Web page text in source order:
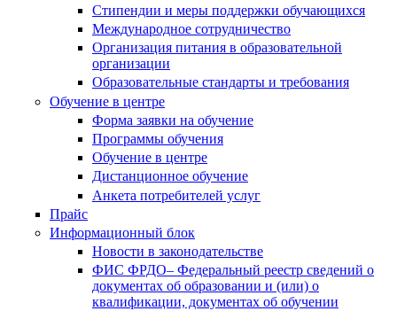
Стипендии и меры поддержки обучающихся
Международное сотрудничество
Организация питания в образовательной
организации
Образовательные стандарты и требования
Обучение в центре
Форма заявки на обучение
Программы обучения
Обучение в центре
Дистанционное обучение
Анкета потребителей услуг
Прайс
Информационный блок
Новости в законодательстве
ФИС ФРДО– Федеральный реестр сведений о
документах об образовании и (или) о
квалификации, документах об обучении